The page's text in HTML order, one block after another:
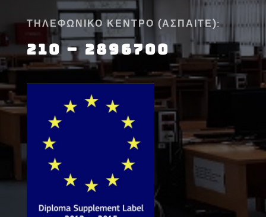
ΤΗΛΕΦΩΝΙΚΟ ΚΕΝΤΡΟ (ΑΣΠΑΙΤΕ):
210 – 2896700